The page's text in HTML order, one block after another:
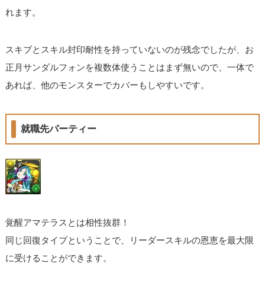
れます。
スキブとスキル封印耐性を持っていないのが残念でしたが、お
正月サンダルフォンを複数体使うことはまず無いので、一体で
あれば、他のモンスターでカバーもしやすいです。
就職先パーティー
覚醒アマテラスとは相性抜群！
同じ回復タイプということで、リーダースキルの恩恵を最大限
に受けることができます。